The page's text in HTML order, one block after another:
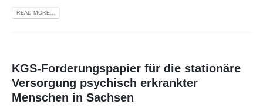
READ MORE...
KGS-Forderungspapier für die stationäre
Versorgung psychisch erkrankter
Menschen in Sachsen